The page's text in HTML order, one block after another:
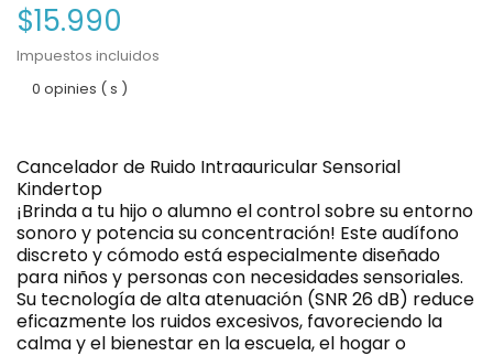
$15.990
Impuestos incluidos
0 opinies ( s )
Cancelador de Ruido Intraauricular Sensorial
Kindertop
¡Brinda a tu hijo o alumno el control sobre su entorno
sonoro y potencia su concentración! Este audífono
discreto y cómodo está especialmente diseñado
para niños y personas con necesidades sensoriales.
Su tecnología de alta atenuación (SNR 26 dB) reduce
eficazmente los ruidos excesivos, favoreciendo la
calma y el bienestar en la escuela, el hogar o